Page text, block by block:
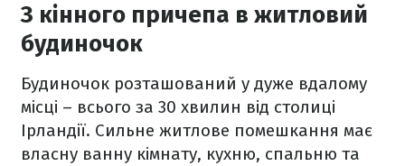
З кінного причепа в житловий
будиночок
Будиночок розташований у дуже вдалому
місці – всього за 30 хвилин від столиці
Ірландії. Сильне житлове помешкання має
власну ванну кімнату, кухню, спальню та